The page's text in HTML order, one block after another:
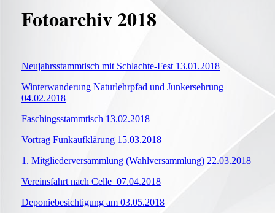
Fotoarchiv 2018
Neujahrsstammtisch mit Schlachte-Fest 13.01.2018
Winterwanderung Naturlehrpfad und Junkersehrung
04.02.2018
Faschingsstammtisch 13.02.2018
Vortrag Funkaufklärung 15.03.2018
1. Mitgliederversammlung (Wahlversammlung) 22.03.2018
Vereinsfahrt nach Celle 07.04.2018
Deponiebesichtigung am 03.05.2018